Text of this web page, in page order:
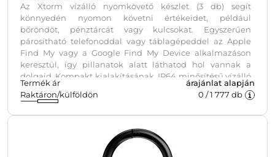
Az Xtorm vízálló nyomkövető készlet (3 db) segít
könnyedén nyomon követni értékeidet, például
bőröndöt, pénztárcát vagy kulcsokat. Egyszerűen
párosítható telefonoddal vagy táblagépeddel az Apple
Find My vagy a Google Find My Device alkalmazáson
keresztül, így pillanatok alatt láthatod hol vannak a
dolgaid. Kompakt kialakításának, IP64 minősítésű vízálló
tokozásának és cserélhető elemeinek köszönhetően
tartós és megbízható megoldást nyújt utazásokhoz és
Termék ár
árajánlat alapján
Raktáron/külföldön
0 /1 777 db